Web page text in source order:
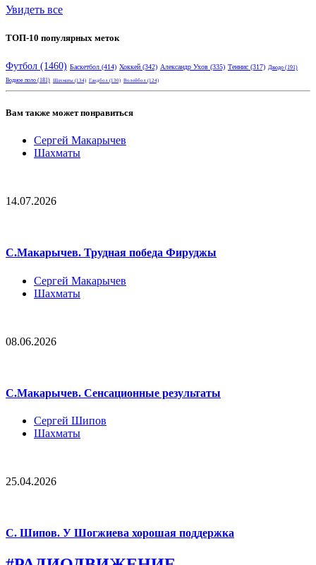
Увидеть все
ТОП-10 популярных меток
Футбол (1460) Баскетбол (414) Хоккей (342) Александр Ухов (335) Теннис (317) Дзюдо (191)
Водное поло (181) Шахматы (134) Гандбол (130) Волейбол (124)
Вам также может понравиться
Сергей Макарычев
Шахматы
14.07.2026
С.Макарычев. Трудная победа Фируджы
Сергей Макарычев
Шахматы
08.06.2026
С.Макарычев. Сенсационные результаты
Сергей Шипов
Шахматы
25.04.2026
С. Шипов. У Шогжиева хорошая поддержка